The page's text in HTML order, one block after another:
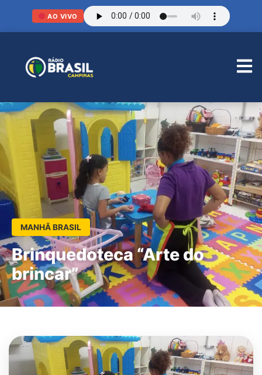
AO VIVO
MANHÃ BRASIL
Brinquedoteca “Arte do
brincar”